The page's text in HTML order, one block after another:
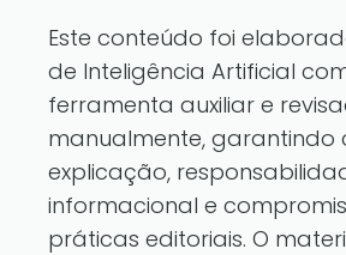
Este conteúdo foi
de Inteligência Artificial
ferramenta auxiliar e
manualmente, garantindo
explicação,
informacional e
práticas editoriais. O